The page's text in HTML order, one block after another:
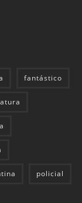
fantástico
policial